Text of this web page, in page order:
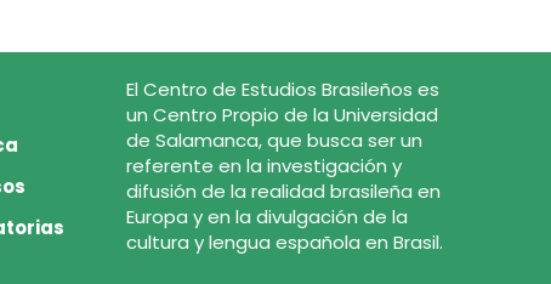
El Centro de Estudios Brasileños es
un Centro Propio de la Universidad
de Salamanca, que busca ser un
referente en la investigación y
difusión de la realidad brasileña en
Europa y en la divulgación de la
cultura y lengua española en Brasil.